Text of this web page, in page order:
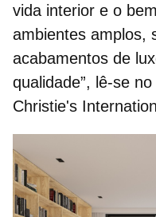
vida interior e o
ambientes amplos,
acabamentos de
qualidade”, lê-se
Christie's